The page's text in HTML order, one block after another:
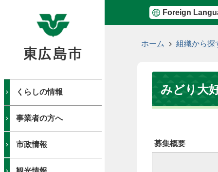
Foreign
くらしの情報
事業者の方へ
市政情報
ホーム 組織から探
みどり大
募集概要